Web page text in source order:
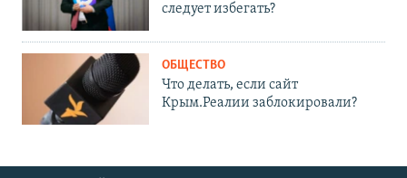
следует избегать?
ОБЩЕСТВО
Что делать, если сайт
Крым.Реалии заблокировали?